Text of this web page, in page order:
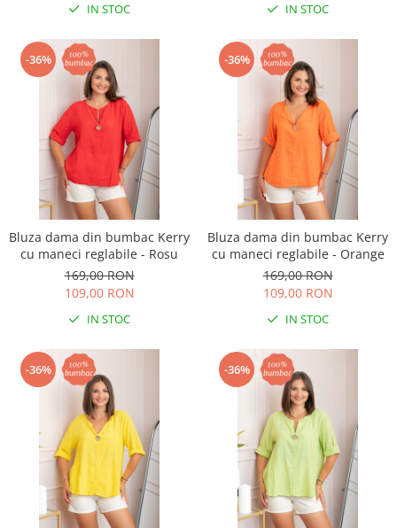
IN STOC IN STOC
-36%
Bluza dama din bumbac Kerry
cu maneci reglabile - Rosu
169,00 RON
109,00 RON
IN STOC
-36%
Bluza dama din bumbac Kerry
cu maneci reglabile - Orange
169,00 RON
109,00 RON
IN STOC
-36% -36%